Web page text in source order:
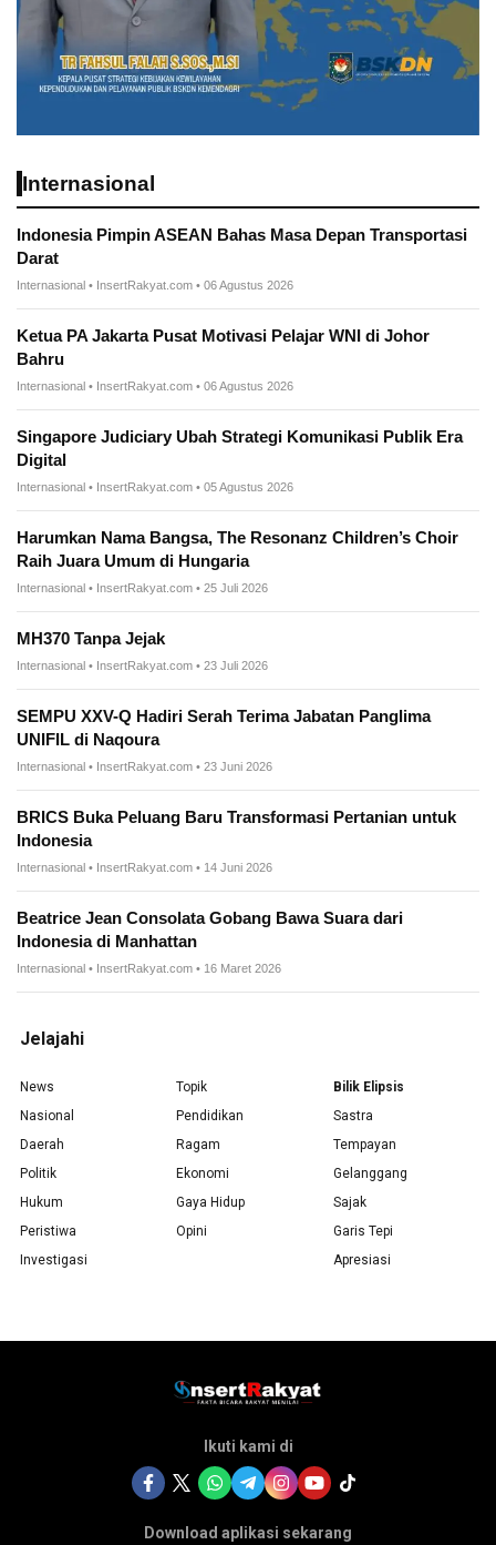
Internasional
Indonesia Pimpin ASEAN Bahas Masa Depan Transportasi
Darat
Internasional • InsertRakyat.com • 06 Agustus 2026
Ketua PA Jakarta Pusat Motivasi Pelajar WNI di Johor
Bahru
Internasional • InsertRakyat.com • 06 Agustus 2026
Singapore Judiciary Ubah Strategi Komunikasi Publik Era
Digital
Internasional • InsertRakyat.com • 05 Agustus 2026
Harumkan Nama Bangsa, The Resonanz Children’s Choir
Raih Juara Umum di Hungaria
Internasional • InsertRakyat.com • 25 Juli 2026
MH370 Tanpa Jejak
Internasional • InsertRakyat.com • 23 Juli 2026
SEMPU XXV-Q Hadiri Serah Terima Jabatan Panglima
UNIFIL di Naqoura
Internasional • InsertRakyat.com • 23 Juni 2026
BRICS Buka Peluang Baru Transformasi Pertanian untuk
Indonesia
Internasional • InsertRakyat.com • 14 Juni 2026
Beatrice Jean Consolata Gobang Bawa Suara dari
Indonesia di Manhattan
Internasional • InsertRakyat.com • 16 Maret 2026
Jelajahi
News
Nasional
Daerah
Politik
Hukum
Peristiwa
Investigasi
Topik
Pendidikan
Ragam
Ekonomi
Gaya Hidup
Opini
Bilik Elipsis
Sastra
Tempayan
Gelanggang
Sajak
Garis Tepi
Apresiasi
Ikuti kami di
Download aplikasi sekarang